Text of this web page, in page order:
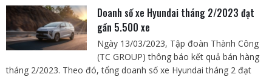
Doanh số xe Hyundai tháng 2/2023 đạt
gần 5.500 xe
Ngày 13/03/2023, Tập đoàn Thành Công
(TC GROUP) thông báo kết quả bán hàng
tháng 2/2023. Theo đó, tổng doanh số xe Hyundai tháng 2 đạt